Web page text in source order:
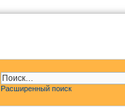
Расширенный поиск